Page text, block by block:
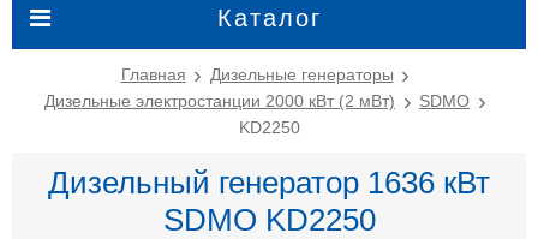
Каталог
Главная
Дизельные генераторы
Дизельные электростанции 2000 кВт (2 мВт)
SDMO
KD2250
Дизельный генератор 1636 кВт
SDMO KD2250